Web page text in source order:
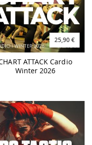
25,90 €
ATTACK Cardio
Winter 2026